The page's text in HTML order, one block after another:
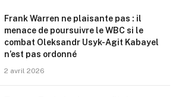
Frank Warren ne plaisante pas : il
menace de poursuivre le WBC si le
combat Oleksandr Usyk-Agit Kabayel
n’est pas ordonné
2 avril 2026